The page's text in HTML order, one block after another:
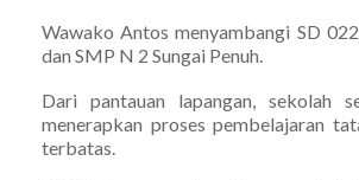
Wawako Antos menyambangi SD
dan SMP N 2 Sungai Penuh.
Dari pantauan lapangan, sekolah
menerapkan proses pembelajaran
terbatas.